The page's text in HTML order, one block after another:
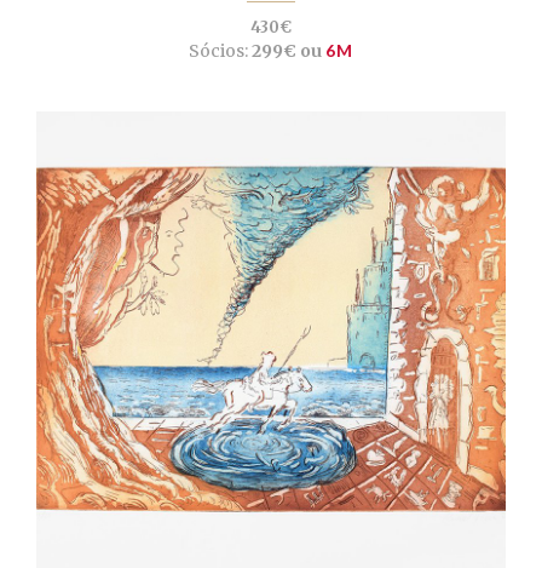
430€
Sócios:299€ ou 6M